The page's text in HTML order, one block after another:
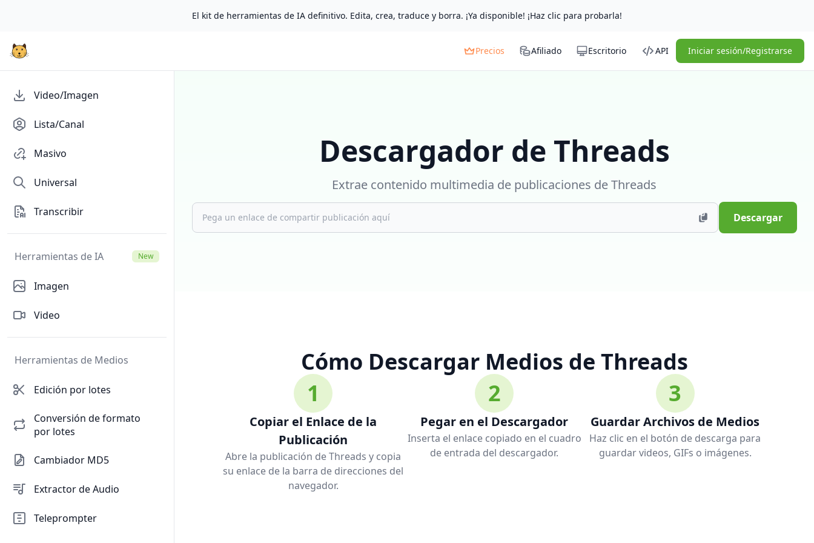
El kit de herramientas de IA definitivo. Edita, crea, traduce y borra. ¡Ya disponible! ¡Haz clic para probarla!
Precios Afiliado Escritorio API Iniciar sesión/Registrarse
Video/Imagen
Lista/Canal
Masivo
Universal
Transcribir
Herramientas de IA New
Imagen
Video
Herramientas de Medios
Edición por lotes
Conversión de formato
por lotes
Cambiador MD5
Extractor de Audio
Teleprompter
Descargador de Threads
Extrae contenido multimedia de publicaciones de Threads
Descargar
Cómo Descargar Medios de Threads
1
Copiar el Enlace de la
Publicación
Abre la publicación de Threads y copia
su enlace de la barra de direcciones del
navegador.
2
Pegar en el Descargador
Inserta el enlace copiado en el cuadro
de entrada del descargador.
3
Guardar Archivos de Medios
Haz clic en el botón de descarga para
guardar videos, GIFs o imágenes.